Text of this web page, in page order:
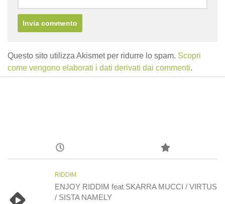
Questo sito utilizza Akismet per ridurre lo spam. Scopri
come vengono elaborati i dati derivati dai commenti.
RIDDIM
ENJOY RIDDIM feat SKARRA MUCCI / VIRTUS
/ SISTA NAMELY